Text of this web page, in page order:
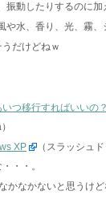
動したりするのに加
や水、香り、光、霧
だけどねｗ
つ移行すればいい
XP
（スラッシュ
・・。
かなかないと思うけど